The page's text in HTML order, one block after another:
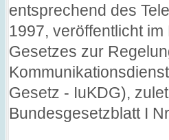
entsprechend des
1997, veröffentlicht
Gesetzes zur
Gesetz - IuKDG),
Bundesgesetzblatt I